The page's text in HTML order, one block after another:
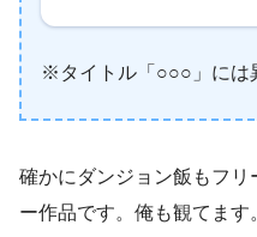
※タイトル「○○○」には
確かにダンジョン飯もフ
ー作品です。俺も観てます